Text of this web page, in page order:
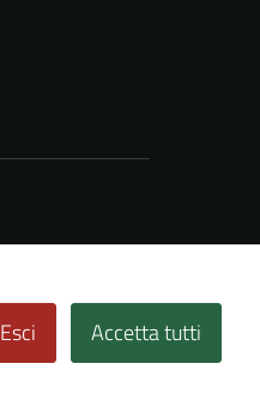
Esci Accetta tutti